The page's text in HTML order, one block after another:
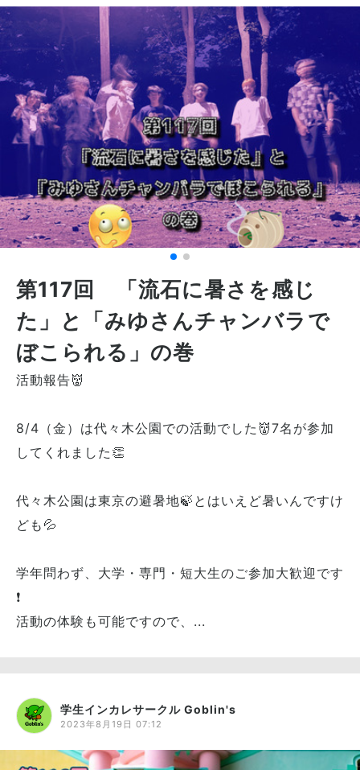
第117回 「流石に暑さを感じ
た」と「みゆさんチャンバラで
ぼこられる」の巻
活動報告👹
8/4（金）は代々木公園での活動でした👹7名が参加
してくれました👏
代々木公園は東京の避暑地🍃とはいえど暑いんですけ
ども💦
学年問わず、大学・専門・短大生のご参加大歓迎です
❗️
活動の体験も可能ですので、...
学生インカレサークル Goblin's
2023年8月19日 07:12